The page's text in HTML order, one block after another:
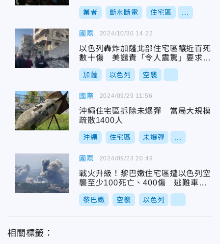
業者 斷水斷電 住宅區
國際
以色列轟炸加薩北部住宅區釀近百死
數十傷 美譴責「令人震驚」要求解
釋
加薩 以色列 空襲
2024/10/30 14:22
國際
沖繩住宅區拆除未爆彈 當局大規模
疏散1400人
沖繩 住宅區 未爆彈
2024/09/29 11:56
國際
戰火升級！黎巴嫩住宅區遭以色列空
襲至少100死亡、400傷 逃難車潮
塞爆公路
黎巴嫩 空襲 以色列
2024/09/23 20:49
相關標籤：